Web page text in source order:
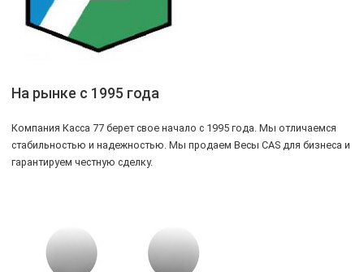
На рынке с 1995 года
Компания Касса 77 берет свое начало с 1995 года. Мы отличаемся
стабильностью и надежностью. Мы продаем Весы CAS для бизнеса и
гарантируем честную сделку.